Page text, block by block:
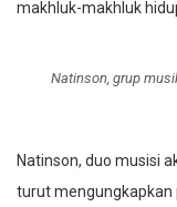
turut mengungkapkan
oleh Nasrul, salah